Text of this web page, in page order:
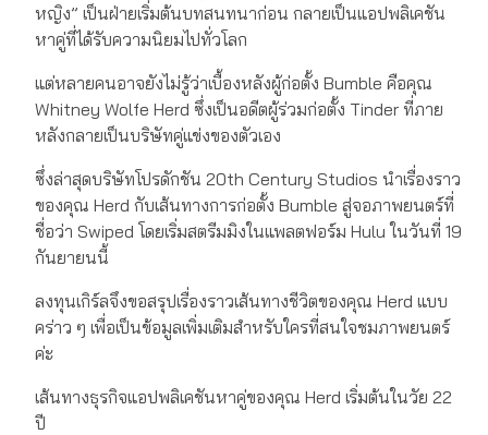
หญิง” เป็นฝ่ายเริ่มต้นบทสนทนาก่อน กลายเป็นแอปพลิเคชัน
หาคู่ที่ได้รับความนิยมไปทั่วโลก
แต่หลายคนอาจยังไม่รู้ว่าเบื้องหลังผู้ก่อตั้ง Bumble คือคุณ
Whitney Wolfe Herd ซึ่งเป็นอดีตผู้ร่วมก่อตั้ง Tinder ที่ภาย
หลังกลายเป็นบริษัทคู่แข่งของตัวเอง
ซึ่งล่าสุดบริษัทโปรดักชัน 20th Century Studios นำเรื่องราว
ของคุณ Herd กับเส้นทางการก่อตั้ง Bumble สู่จอภาพยนตร์ที่
ชื่อว่า Swiped โดยเริ่มสตรีมมิงในแพลตฟอร์ม Hulu ในวันที่ 19
กันยายนนี้
ลงทุนเกิร์ลจึงขอสรุปเรื่องราวเส้นทางชีวิตของคุณ Herd แบบ
คร่าว ๆ เพื่อเป็นข้อมูลเพิ่มเติมสำหรับใครที่สนใจชมภาพยนตร์
ค่ะ
เส้นทางธุรกิจแอปพลิเคชันหาคู่ของคุณ Herd เริ่มต้นในวัย 22
ปี